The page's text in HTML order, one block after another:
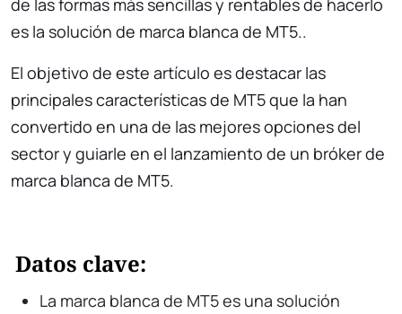
de las formas más sencillas y rentables de hacerlo
es la solución de marca blanca de MT5..
El objetivo de este artículo es destacar las
principales características de MT5 que la han
convertido en una de las mejores opciones del
sector y guiarle en el lanzamiento de un bróker de
marca blanca de MT5.
Datos clave:
La marca blanca de MT5 es una solución